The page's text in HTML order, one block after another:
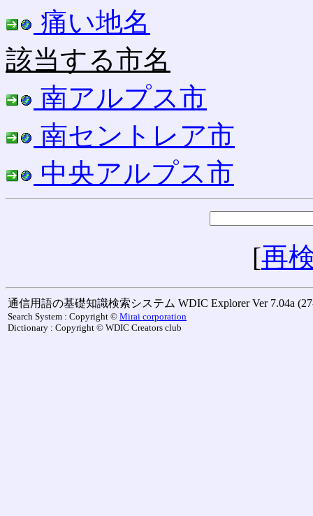
痛い地名
該当する市名
南アルプス市
南セントレア市
中央アルプス市
[再
通信用語の基礎知識検索システム WDIC Explorer Ver 7.04a
Search System : Copyright © Mirai corporation
Dictionary : Copyright © WDIC Creators club